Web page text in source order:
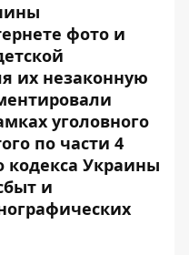
фото и
их незаконную
уголовного
по части 4
кодекса Украины
и